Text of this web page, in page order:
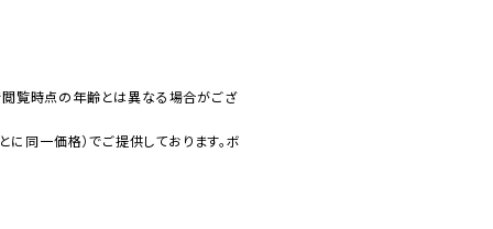
覧時点の年齢とは異なる場合がござ
に同一価格）でご提供しております。ボ